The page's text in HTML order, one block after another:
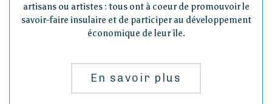
artisans ou artistes : tous ont à coeur de promouvoir le
savoir-faire insulaire et de participer au développement
économique de leur île.
En savoir plus